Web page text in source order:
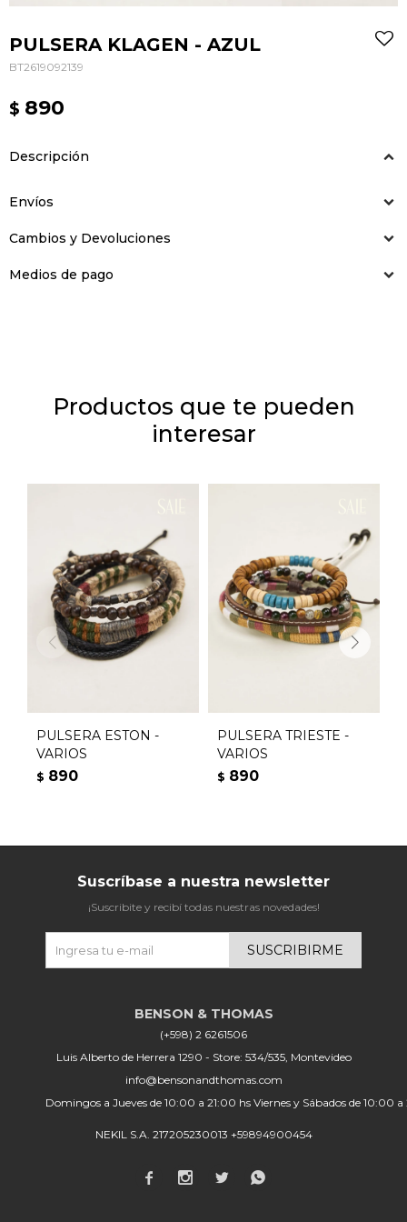
PULSERA KLAGEN - AZUL
BT2619092139
$ 890
Descripción
Envíos
Cambios y Devoluciones
Medios de pago
Productos que te pueden
interesar
PULSERA ESTON -
VARIOS
$ 890
PULSERA TRIESTE -
VARIOS
$ 890
(+598) 2 6261506
Luis Alberto de Herrera 1290 - Store: 534/535, Montevideo
info@bensonandthomas.com
Domingos a Jueves de 10:00 a 21:00 hs Viernes y Sábados de 10:00
NEKIL S.A. 217205230013 +59894900454
   
Suscríbase a nuestra newsletter
¡Suscribite y recibí todas nuestras novedades!
SUSCRIBIRME